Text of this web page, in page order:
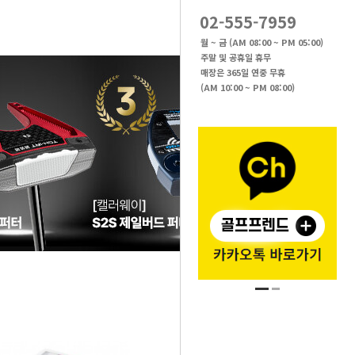
02-555-7959
월 ~ 금 (AM 08:00 ~ PM 05:00)
주말 및 공휴일 휴무
매장은 365일 연중 무휴
(AM 10:00 ~ PM 08:00)